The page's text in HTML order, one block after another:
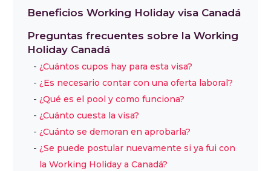
Beneficios Working Holiday visa Canadá
Preguntas frecuentes sobre la Working
Holiday Canadá
¿Cuántos cupos hay para esta visa?
¿Es necesario contar con una oferta laboral?
¿Qué es el pool y como funciona?
¿Cuánto cuesta la visa?
¿Cuánto se demoran en aprobarla?
¿Se puede postular nuevamente si ya fui con
la Working Holiday a Canadá?